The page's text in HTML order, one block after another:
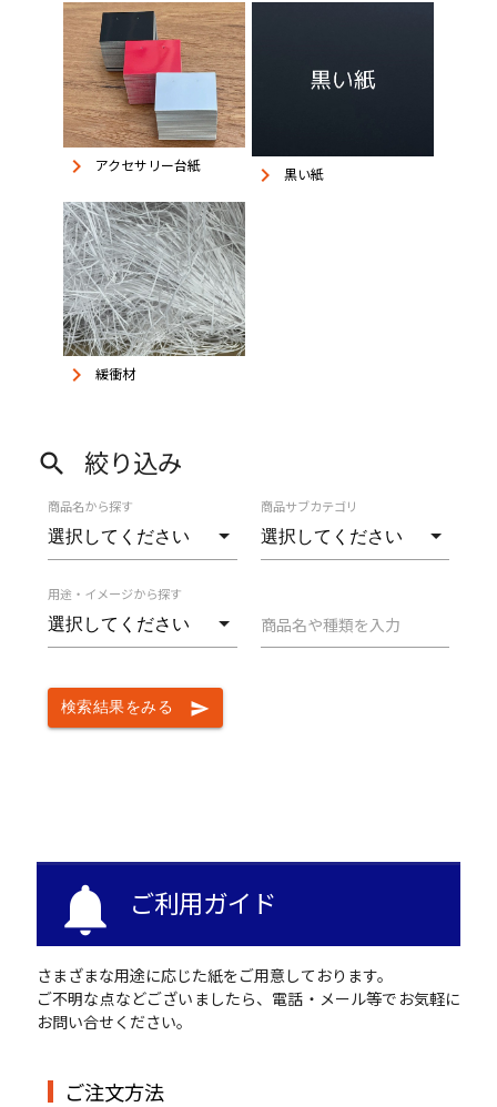
keyboard_arrow_right アクセサリー台紙 keyboard_arrow_right 黒い紙
keyboard_arrow_right 緩衝材
search 絞り込み
商品名から探す 商品サブカテゴリ
用途・イメージから探す
商品名や種類を入力
send
検索結果をみる
notifications ご利用ガイド
さまざまな用途に応じた紙をご用意しております。
ご不明な点などございましたら、電話・メール等でお気軽に
お問い合せください。
ご注文方法